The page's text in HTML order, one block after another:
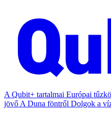
A Qubit+ tartalmai Európai
jövő A Duna föntről Dolgok a